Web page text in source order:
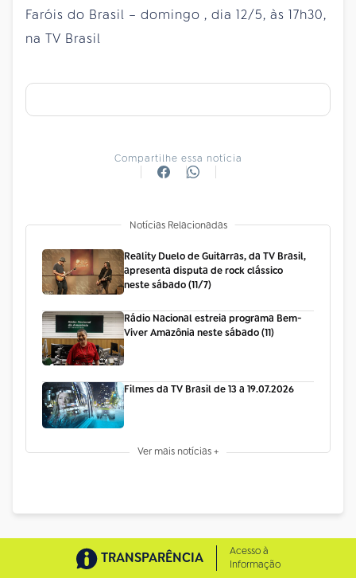
Faróis do Brasil – domingo , dia 12/5, às 17h30,
na TV Brasil
Compartilhe essa notícia
Notícias Relacionadas
Reality Duelo de Guitarras, da TV Brasil,
apresenta disputa de rock clássico
neste sábado (11/7)
Rádio Nacional estreia programa Bem-
Viver Amazônia neste sábado (11)
Filmes da TV Brasil de 13 a 19.07.2026
Ver mais notícias +
TRANSPARÊNCIA
Acesso à
Informação